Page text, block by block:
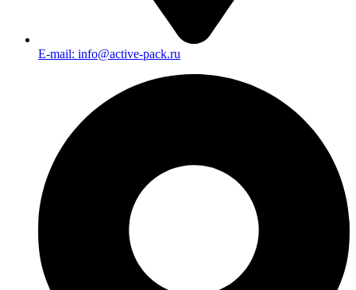
E-mail: info@active-pack.ru